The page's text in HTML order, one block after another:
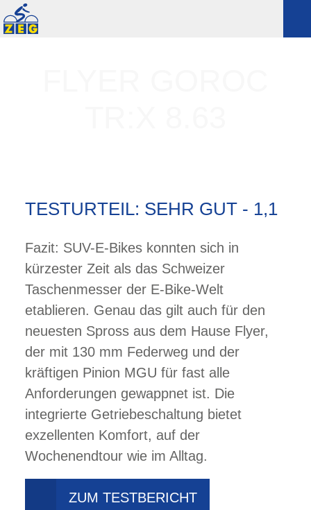
TESTURTEIL: SEHR GUT - 1,1
Fazit: SUV-E-Bikes konnten sich in
kürzester Zeit als das Schweizer
Taschenmesser der E-Bike-Welt
etablieren. Genau das gilt auch für den
neuesten Spross aus dem Hause Flyer,
der mit 130 mm Federweg und der
kräftigen Pinion MGU für fast alle
Anforderungen gewappnet ist. Die
integrierte Getriebeschaltung bietet
exzellenten Komfort, auf der
Wochenendtour wie im Alltag.
ZUM TESTBERICHT